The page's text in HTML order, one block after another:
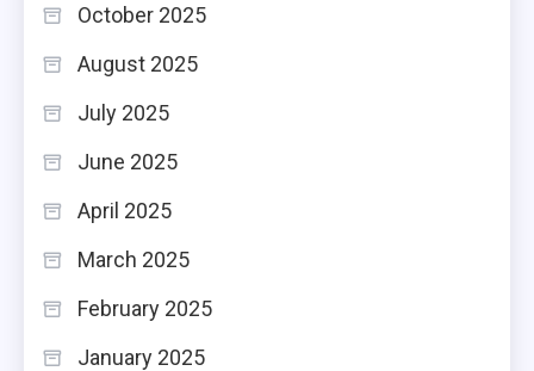
October 2025
August 2025
July 2025
June 2025
April 2025
March 2025
February 2025
January 2025